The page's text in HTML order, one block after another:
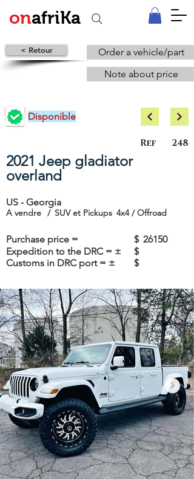
onafriKa
< Retour
Order a vehicle/part
Note about price
Disponible
Ref 248
2021 Jeep gladiator
overland
US - Georgia
A vendre / SUV et Pickups 4x4 / Offroad
Purchase price = $ 26150
Expedition to the DRC = ±
$
Customs in DRC port = ±
$